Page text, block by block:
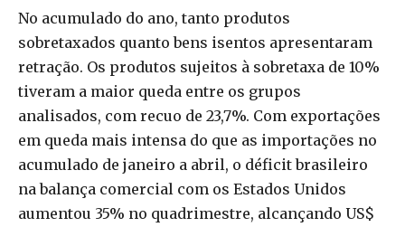
No acumulado do ano, tanto produtos
sobretaxados quanto bens isentos apresentaram
retração. Os produtos sujeitos à sobretaxa de 10%
tiveram a maior queda entre os grupos
analisados, com recuo de 23,7%. Com exportações
em queda mais intensa do que as importações no
acumulado de janeiro a abril, o déficit brasileiro
na balança comercial com os Estados Unidos
aumentou 35% no quadrimestre, alcançando US$